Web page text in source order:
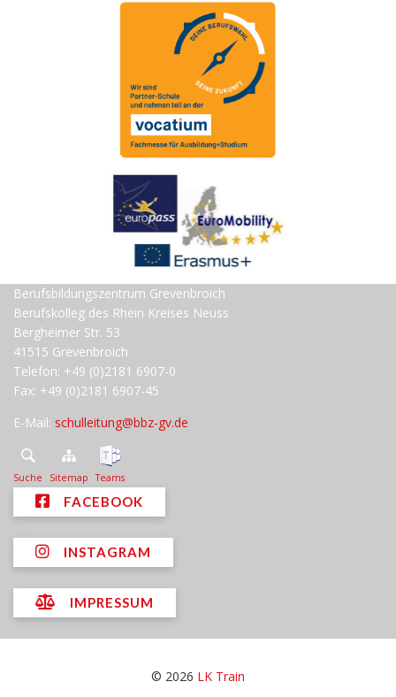
Berufsbildungszentrum Grevenbroich
Berufskolleg des Rhein Kreises Neuss
Bergheimer Str. 53
41515 Grevenbroich
Telefon: +49 (0)2181 6907-0
Fax: +49 (0)2181 6907-45
E-Mail: schulleitung@bbz-gv.de
Suche Sitemap Teams
FACEBOOK
INSTAGRAM
IMPRESSUM
© 2026 LK Train